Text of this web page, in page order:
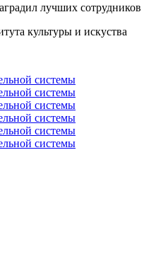
лучших
культуры и искуства